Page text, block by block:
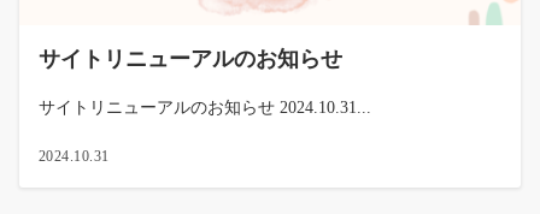
サイトリニューアルのお知らせ
サイトリニューアルのお知らせ 2024.10.31...
2024.10.31